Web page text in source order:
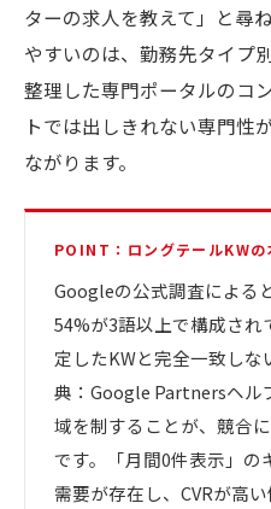
ターの求人を教えて」と尋
やすいのは、勤務先タイプ
整理した専門ポータルのコ
トでは出しきれない専門性
ながります。
POINT：ロングテールKWの
Googleの公式調査による
54%が3語以上で構成さ
定したKWと完全一致し
典：Google Partnersヘル
域を制することが、競合
です。「月間0件表示」の
需要が存在し、CVRが高い